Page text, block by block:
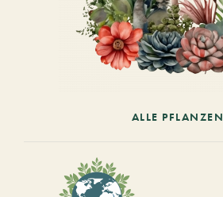
ALLE PFLANZEN